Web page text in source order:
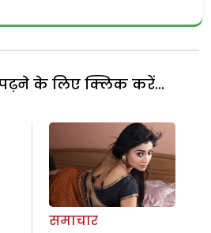
के लिए क्लिक करें...
समाचार